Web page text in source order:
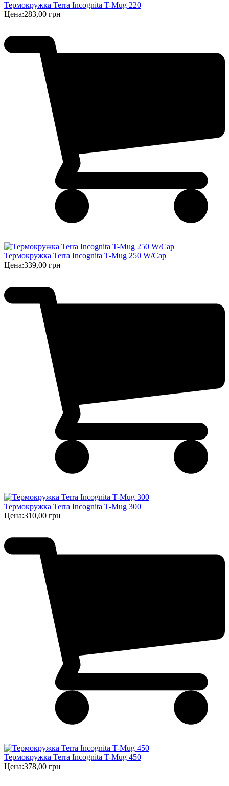
Термокружка Terra Incognita T-Mug 220
Цена:283,00 грн
Термокружка Terra Incognita T-Mug 250 W/Cap
Цена:339,00 грн
Термокружка Terra Incognita T-Mug 300
Цена:310,00 грн
Термокружка Terra Incognita T-Mug 450
Цена:378,00 грн